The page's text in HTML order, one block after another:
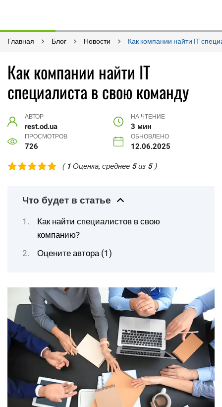
Главная Блог Новости Как компании найти IT
Как компании найти IT
специалиста в свою команду
АВТОР
rest.od.ua
НА ЧТЕНИЕ
3 мин
ПРОСМОТРОВ
726
ОБНОВЛЕНО
12.06.2025
( 1 Оценка, среднее 5из 5)
Что будет в статье
Как найти специалистов в свою
компанию?
Оцените автора (1)